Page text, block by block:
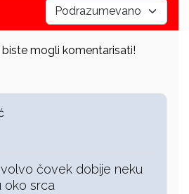
mogli komentarisati!
čovek dobije neku
oko srca